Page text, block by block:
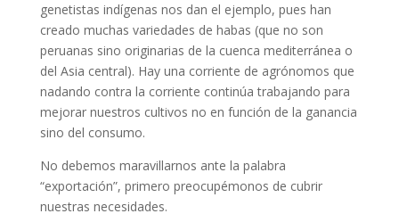
genetistas indígenas nos dan el ejemplo, pues han
creado muchas variedades de habas (que no son
peruanas sino originarias de la cuenca mediterránea o
del Asia central). Hay una corriente de agrónomos que
nadando contra la corriente continúa trabajando para
mejorar nuestros cultivos no en función de la ganancia
sino del consumo.
No debemos maravillarnos ante la palabra
“exportación”, primero preocupémonos de cubrir
nuestras necesidades.